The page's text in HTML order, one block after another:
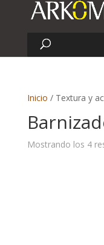
Inicio / Textura y
Mostrando los 4